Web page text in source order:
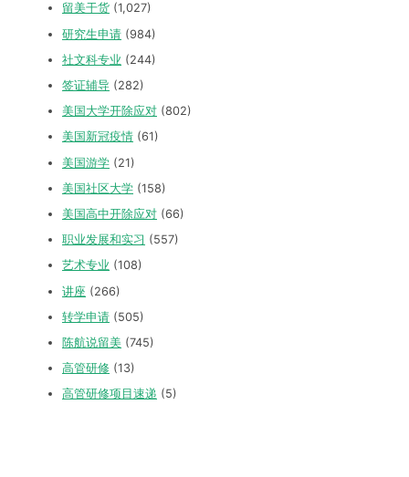
留美干货 (1,027)
研究生申请 (984)
社文科专业 (244)
签证辅导 (282)
美国大学开除应对 (802)
美国新冠疫情 (61)
美国游学 (21)
美国社区大学 (158)
美国高中开除应对 (66)
职业发展和实习 (557)
艺术专业 (108)
讲座 (266)
转学申请 (505)
陈航说留美 (745)
高管研修 (13)
高管研修项目速递 (5)